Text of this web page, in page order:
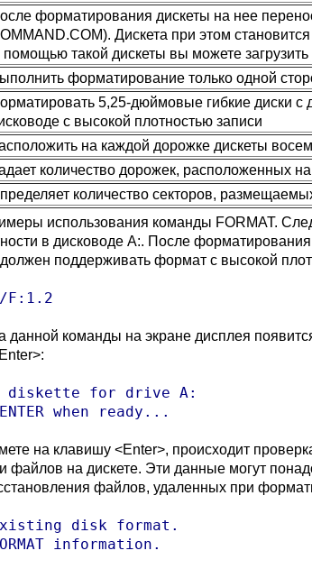
форматирования дискеты на нее
Дискета при этом
такой дискеты вы можете
форматирование только одной
5,25-дюймовые гибкие диски с
с высокой плотностью записи
на каждой дорожке дискеты
количество дорожек, расположенных
количество секторов,
использования команды FORMAT.
в дисководе A:. После
должен поддерживать формат с высокой
/F:1.2
данной команды на экране дисплея
diskette for drive A:
when ready...
на клавишу <Enter>, происходит
файлов на дискете. Эти данные могут
файлов, удаленных при
disk format.
information.